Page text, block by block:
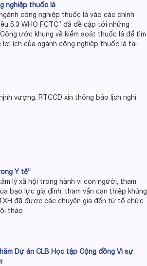
nghiệp thuốc lá
công nghiệp thuốc lá vào các chính
5.3 WHO FCTC” đã đề cập tới những
ước khung về kiểm soát thuốc lá để tìm
ích của ngành công nghiệp thuốc lá tại
vượng. RTCCD xin thông báo lịch nghỉ
Y tế”
lý xã hội trong hành vi con người, tham
bạo lực gia đình, tham vấn can thiệp khủng
đã được các chuyên gia đến từ tổ chức
thảo
Dự án CLB Học tập Cộng đồng Vì sự